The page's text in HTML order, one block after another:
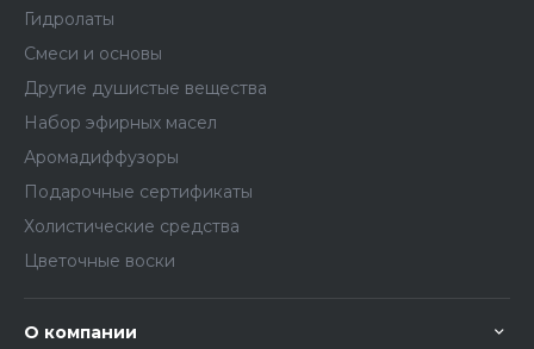
Гидролаты
Смеси и основы
Другие душистые вещества
Набор эфирных масел
Аромадиффузоры
Подарочные сертификаты
Холистические средства
Цветочные воски
О компании